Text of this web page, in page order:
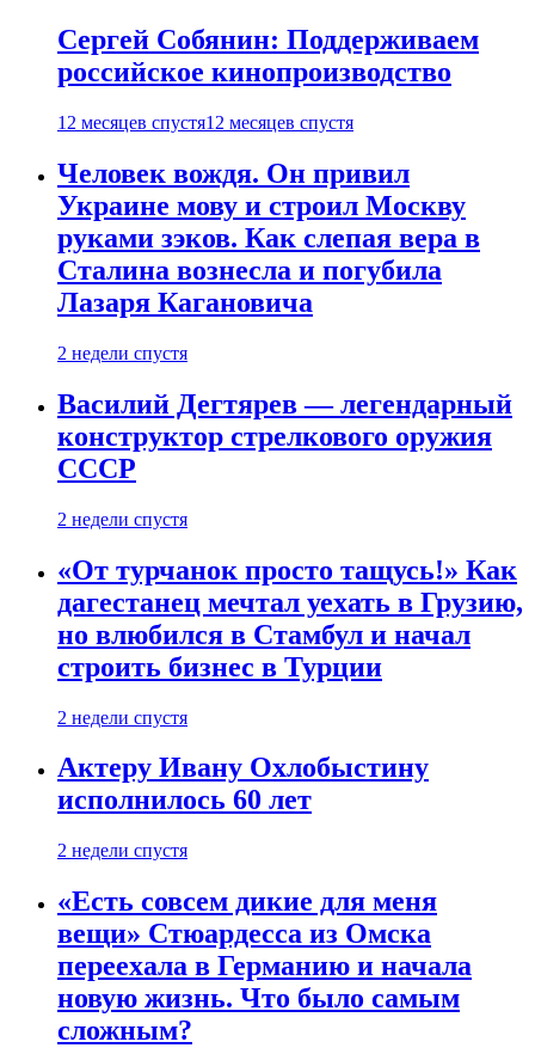
Сергей Собянин: Поддерживаем
российское кинопроизводство
12 месяцев спустя12 месяцев спустя
Человек вождя. Он привил
Украине мову и строил Москву
руками зэков. Как слепая вера в
Сталина вознесла и погубила
Лазаря Кагановича
2 недели спустя
Василий Дегтярев — легендарный
конструктор стрелкового оружия
СССР
2 недели спустя
«От турчанок просто тащусь!» Как
дагестанец мечтал уехать в Грузию,
но влюбился в Стамбул и начал
строить бизнес в Турции
2 недели спустя
Актеру Ивану Охлобыстину
исполнилось 60 лет
2 недели спустя
«Есть совсем дикие для меня
вещи» Стюардесса из Омска
переехала в Германию и начала
новую жизнь. Что было самым
сложным?